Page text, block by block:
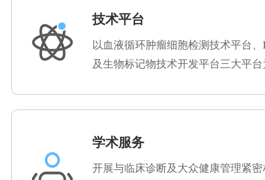
技术平台
以血液循环肿瘤细胞检测技术平台
及生物标记物技术开发平台三大平
学术服务
开展与临床诊断及大众健康管理紧